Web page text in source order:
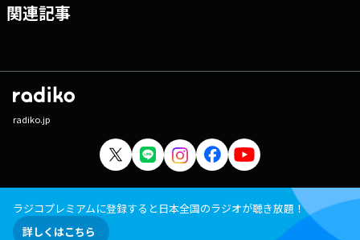
関連記事
radiko.jp
ラジコプレミアムに登録すると日本全国のラジオが聴き放題！
詳しくはこちら